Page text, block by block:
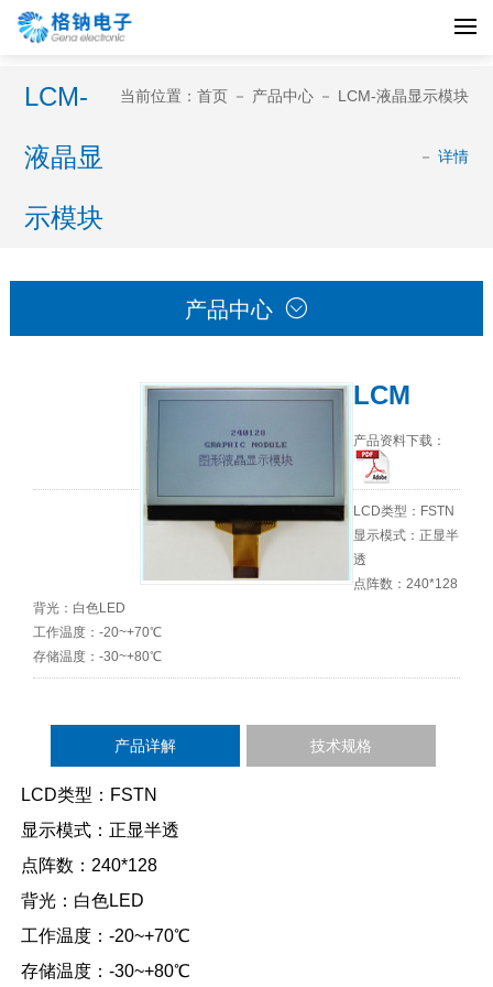
LCM-
液晶显
示模块
当前位置： 首页－ 产品中心－ LCM-液晶显示模块
－ 详情
产品中心 
LCM
产品资料下载：
LCD类型：FSTN
显示模式：正显半
透
点阵数：240*128
背光：白色LED
工作温度：-20~+70℃
存储温度：-30~+80℃
产品详解 技术规格
LCD类型：FSTN
显示模式：正显半透
点阵数：240*128
背光：白色LED
工作温度：-20~+70℃
存储温度：-30~+80℃